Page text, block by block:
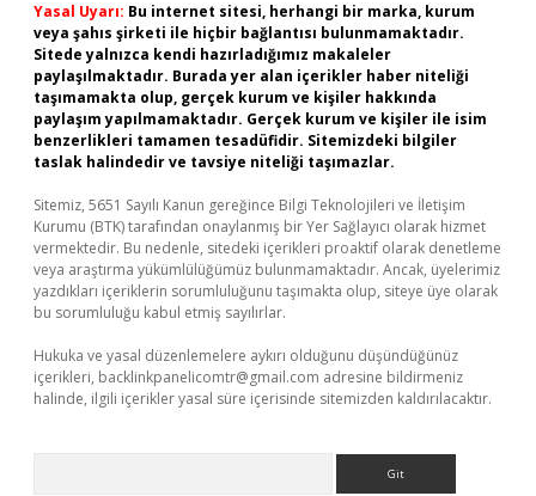
Yasal Uyarı: Bu internet sitesi, herhangi bir marka, kurum
veya şahıs şirketi ile hiçbir bağlantısı bulunmamaktadır.
Sitede yalnızca kendi hazırladığımız makaleler
paylaşılmaktadır. Burada yer alan içerikler haber niteliği
taşımamakta olup, gerçek kurum ve kişiler hakkında
paylaşım yapılmamaktadır. Gerçek kurum ve kişiler ile isim
benzerlikleri tamamen tesadüfidir. Sitemizdeki bilgiler
taslak halindedir ve tavsiye niteliği taşımazlar.
Sitemiz, 5651 Sayılı Kanun gereğince Bilgi Teknolojileri ve İletişim
Kurumu (BTK) tarafından onaylanmış bir Yer Sağlayıcı olarak hizmet
vermektedir. Bu nedenle, sitedeki içerikleri proaktif olarak denetleme
veya araştırma yükümlülüğümüz bulunmamaktadır. Ancak, üyelerimiz
yazdıkları içeriklerin sorumluluğunu taşımakta olup, siteye üye olarak
bu sorumluluğu kabul etmiş sayılırlar.
Hukuka ve yasal düzenlemelere aykırı olduğunu düşündüğünüz
içerikleri, backlinkpanelicomtr@gmail.com adresine bildirmeniz
halinde, ilgili içerikler yasal süre içerisinde sitemizden kaldırılacaktır.